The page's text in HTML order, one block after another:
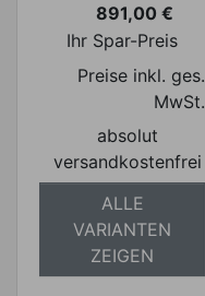
Preis
891,00 €
Ihr Spar-Preis
Preise inkl. ges.
MwSt.
absolut
versandkostenfrei
ALLE
VARIANTEN
ZEIGEN